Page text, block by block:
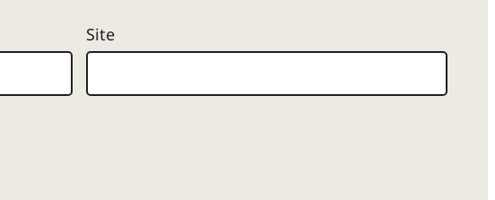
Site